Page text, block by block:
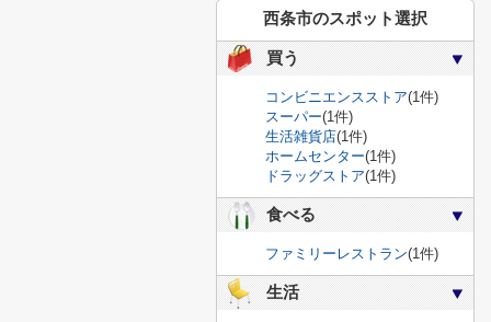
西条市のスポット選択
買う
コンビニエンスストア(1件)
スーパー(1件)
生活雑貨店(1件)
ホームセンター(1件)
ドラッグストア(1件)
食べる
ファミリーレストラン(1件)
生活